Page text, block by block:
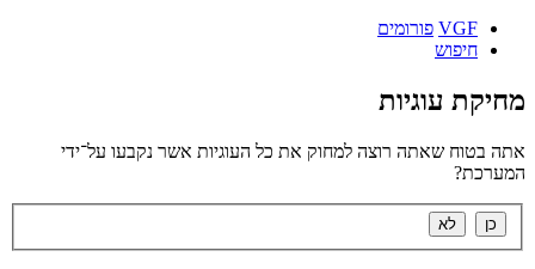
VGF פורומים
חיפוש
מחיקת עוגיות
אתה בטוח שאתה רוצה למחוק את כל העוגיות אשר נקבעו על־ידי
המערכת?